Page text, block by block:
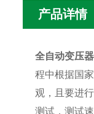
产品详情
全自动变压
程中根据国
观，且要进
测试，测试